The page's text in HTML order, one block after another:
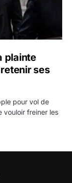
plainte
ses
pour vol de
vouloir freiner les